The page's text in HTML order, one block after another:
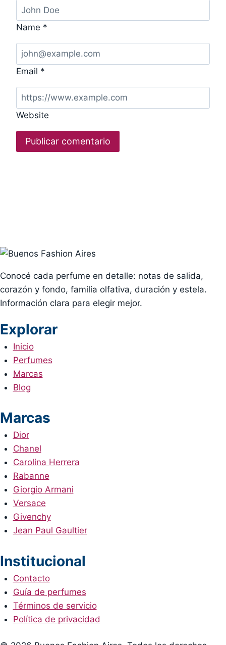
Name *
Email *
Website
Conocé cada perfume en detalle: notas de salida,
corazón y fondo, familia olfativa, duración y estela.
Información clara para elegir mejor.
Explorar
Inicio
Perfumes
Marcas
Blog
Marcas
Dior
Chanel
Carolina Herrera
Rabanne
Giorgio Armani
Versace
Givenchy
Jean Paul Gaultier
Institucional
Contacto
Guía de perfumes
Términos de servicio
Política de privacidad